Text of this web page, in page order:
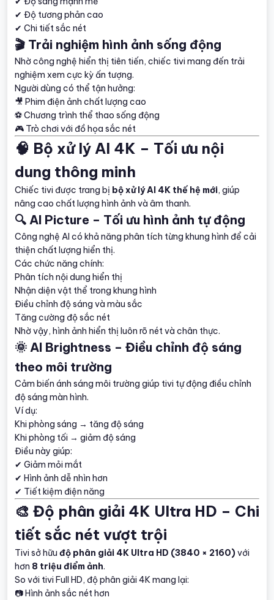
✔ Độ tương phản cao
✔ Chi tiết sắc nét
🎬 Trải nghiệm hình ảnh sống động
Nhờ công nghệ hiển thị tiên tiến, chiếc tivi mang đến trải
nghiệm xem cực kỳ ấn tượng.
Người dùng có thể tận hưởng:
🎥 Phim điện ảnh chất lượng cao
⚽ Chương trình thể thao sống động
🎮 Trò chơi với đồ họa sắc nét
🧠 Bộ xử lý AI 4K – Tối ưu nội
dung thông minh
Chiếc tivi được trang bị bộ xử lý AI 4K thế hệ mới, giúp
nâng cao chất lượng hình ảnh và âm thanh.
🔍 AI Picture – Tối ưu hình ảnh tự động
Công nghệ AI có khả năng phân tích từng khung hình để cải
thiện chất lượng hiển thị.
Các chức năng chính:
Phân tích nội dung hiển thị
Nhận diện vật thể trong khung hình
Điều chỉnh độ sáng và màu sắc
Tăng cường độ sắc nét
Nhờ vậy, hình ảnh hiển thị luôn rõ nét và chân thực.
🌞 AI Brightness – Điều chỉnh độ sáng
theo môi trường
Cảm biến ánh sáng môi trường giúp tivi tự động điều chỉnh
độ sáng màn hình.
Ví dụ:
Khi phòng sáng → tăng độ sáng
Khi phòng tối → giảm độ sáng
Điều này giúp:
✔ Giảm mỏi mắt
✔ Hình ảnh dễ nhìn hơn
✔ Tiết kiệm điện năng
🎨 Độ phân giải 4K Ultra HD – Chi
tiết sắc nét vượt trội
Tivi sở hữu độ phân giải 4K Ultra HD (3840 × 2160)với
hơn 8 triệu điểm ảnh.
So với tivi Full HD, độ phân giải 4K mang lại:
📷 Hình ảnh sắc nét hơn